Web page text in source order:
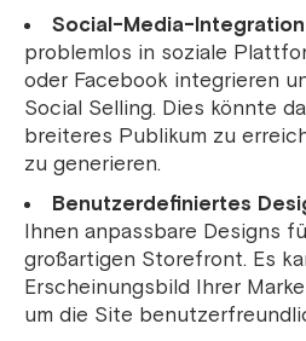
Social-Media-Integration
problemlos in soziale
oder Facebook integrieren
Social Selling. Dies könnte
breiteres Publikum zu
zu generieren.
Benutzerdefiniertes
Ihnen anpassbare Designs
großartigen Storefront. Es
Erscheinungsbild Ihrer
um die Site